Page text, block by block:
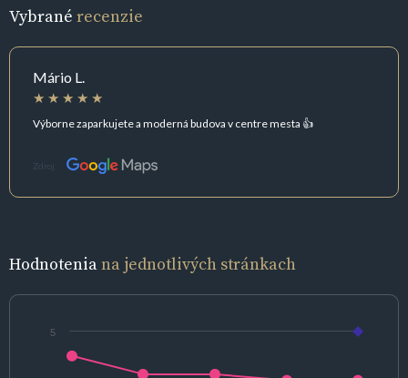
Vybrané recenzie
Mário L.
Výborne zaparkujete a moderná budova v centre mesta 👍
Zdroj:
Hodnoteniana jednotlivých stránkach
5